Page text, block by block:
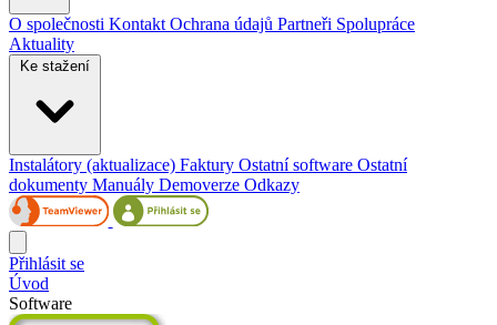
O společnosti Kontakt Ochrana údajů Partneři Spolupráce
Aktuality
Ke stažení
Instalátory (aktualizace) Faktury Ostatní software Ostatní
dokumenty Manuály Demoverze Odkazy
Přihlásit se
Úvod
Software